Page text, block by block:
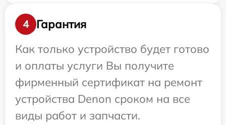
4
Гарантия
Как только устройство будет готово
и оплаты услуги Вы получите
фирменный сертификат на ремонт
устройства Denon сроком на все
виды работ и запчасти.